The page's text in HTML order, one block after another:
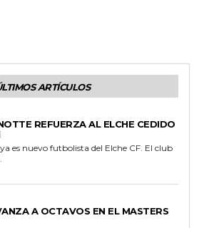
ARTÍCULOS
REFUERZA AL ELCHE CEDIDO
es nuevo futbolista del Elche CF. El club
A OCTAVOS EN EL MASTERS